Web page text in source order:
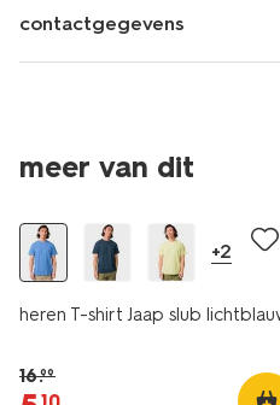
contactgegevens
meer van dit
sale
+2
heren T-shirt Jaap slub
16.99